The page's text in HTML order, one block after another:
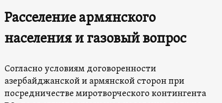
Расселение армянского
населения и газовый вопрос
Согласно условиям договоренности
азербайджанской и армянской сторон при
посредничестве миротворческого контингента